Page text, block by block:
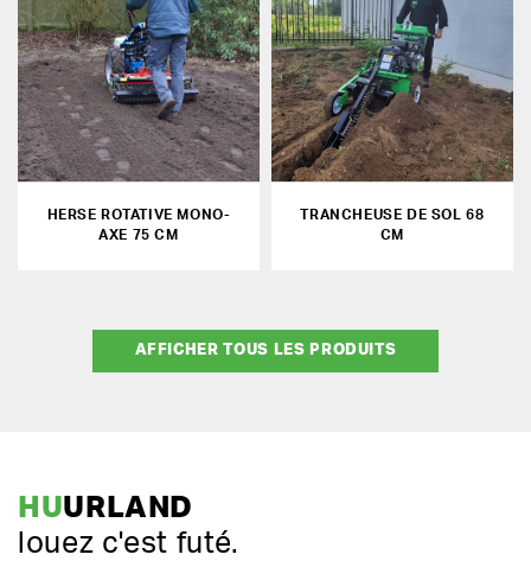
HERSE ROTATIVE MONO-
AXE 75 CM
TRANCHEUSE DE SOL 68
CM
AFFICHER TOUS LES PRODUITS
HUURLAND
louez c'est futé.